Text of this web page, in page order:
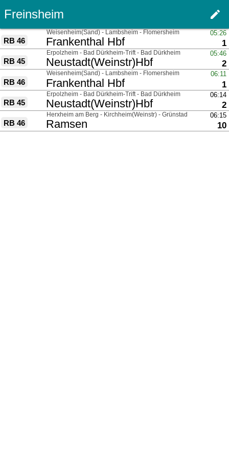
Freinsheim edit
RB 46 nach
Frankenthal Hbf
05:26
1
über
Weisenheim(Sand) - Lambsheim - Flomersheim
RB 45 nach
Neustadt(Weinstr)Hbf
05:46
2
über
Erpolzheim - Bad Dürkheim-Trift - Bad Dürkheim
RB 46 nach
Frankenthal Hbf
06:11
1
über
Weisenheim(Sand) - Lambsheim - Flomersheim
RB 45 nach
Neustadt(Weinstr)Hbf
06:14
2
über
Erpolzheim - Bad Dürkheim-Trift - Bad Dürkheim
RB 46 nach
Ramsen
06:15
10
über
Herxheim am Berg - Kirchheim(Weinstr) - Grünstadt